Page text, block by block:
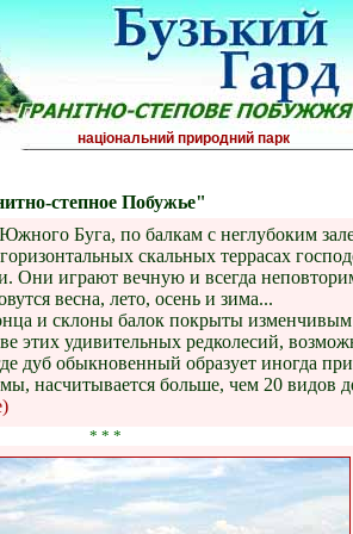
національний природний парк
степное Побужье"
Буга, по балкам с неглубоким
скальных террасах
Они играют вечную и всегда
весна, лето, осень и зима...
и склоны балок покрыты
этих удивительных редколесий,
дуб обыкновенный образует иногда
насчитывается больше, чем 20 видов
* * *